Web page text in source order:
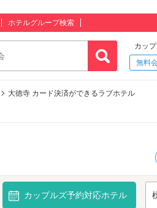
ホテルグループ検索
カッ
無料
大徳寺 カード決済ができるラブホテル
カップルズ予約対応ホテル